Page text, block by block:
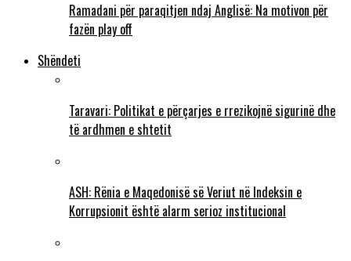
Ramadani për paraqitjen ndaj Anglisë: Na motivon për
fazën play off
Shëndeti
Taravari: Politikat e përçarjes e rrezikojnë sigurinë dhe
të ardhmen e shtetit
ASH: Rënia e Maqedonisë së Veriut në Indeksin e
Korrupsionit është alarm serioz institucional